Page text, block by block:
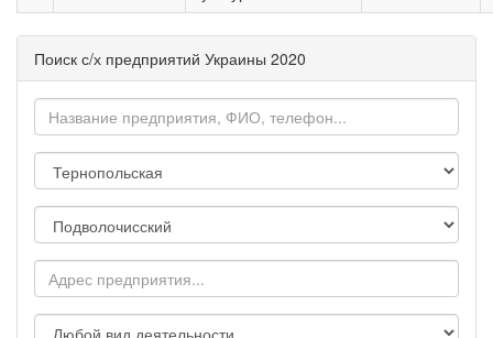
Поиск с/х предприятий Украины 2020